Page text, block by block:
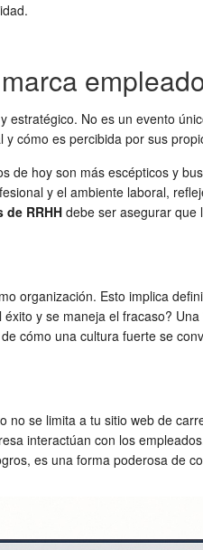
estratégico. No es un evento
cómo es percibida por sus
de hoy son más escépticos y
y el ambiente laboral,
de RRHH debe ser asegurar que
organización. Esto implica
y se maneja el fracaso?
cómo una cultura fuerte se
se limita a tu sitio web de
interactúan con los
es una forma poderosa de